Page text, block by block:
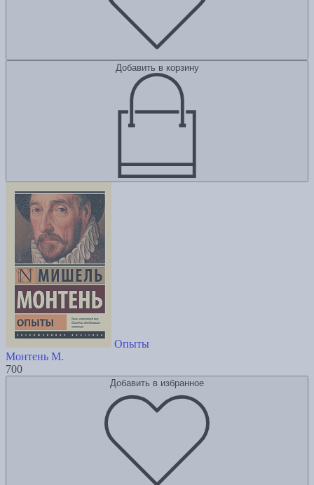
Добавить в корзину
Опыты
Монтень М.
700
Добавить в избранное